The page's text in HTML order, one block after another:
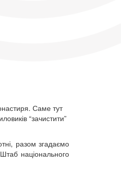
Саме тут
“зачистити”
разом згадаємо
Штаб національного